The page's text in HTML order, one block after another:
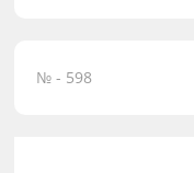
№ - 598